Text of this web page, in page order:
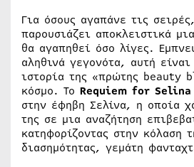
Για όσους αγαπάνε τις
παρουσιάζει αποκλειστικά
θα αγαπηθεί όσο λίγες.
αληθινά γεγονότα, αυτή
ιστορία της «πρώτης beauty
κόσμο. Το Requiem for Selina
στην έφηβη Σελίνα, η οποία
της σε μια αναζήτηση
κατηφορίζοντας στην κόλαση
διασημότητας, γεμάτη